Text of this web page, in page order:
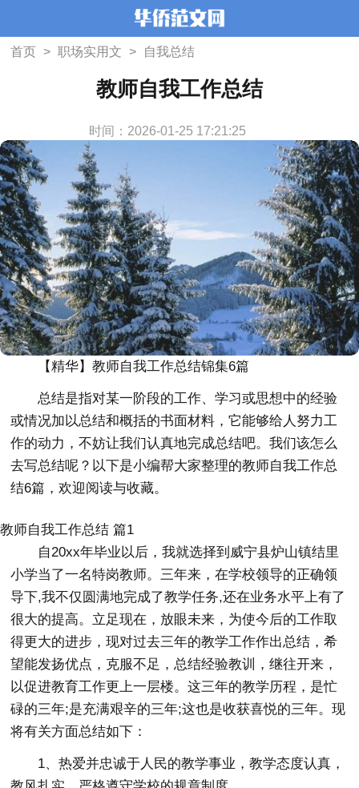
首页 > 职场实用文 > 自我总结
教师自我工作总结
时间：2026-01-25 17:21:25
【精华】教师自我工作总结锦集6篇
总结是指对某一阶段的工作、学习或思想中的经验
或情况加以总结和概括的书面材料，它能够给人努力工
作的动力，不妨让我们认真地完成总结吧。我们该怎么
去写总结呢？以下是小编帮大家整理的教师自我工作总
结6篇，欢迎阅读与收藏。
教师自我工作总结 篇1
自20xx年毕业以后，我就选择到威宁县炉山镇结里
小学当了一名特岗教师。三年来，在学校领导的正确领
导下,我不仅圆满地完成了教学任务,还在业务水平上有了
很大的提高。立足现在，放眼未来，为使今后的工作取
得更大的进步，现对过去三年的教学工作作出总结，希
望能发扬优点，克服不足，总结经验教训，继往开来，
以促进教育工作更上一层楼。这三年的教学历程，是忙
碌的三年;是充满艰辛的三年;这也是收获喜悦的三年。现
将有关方面总结如下：
1、热爱并忠诚于人民的教学事业，教学态度认真，